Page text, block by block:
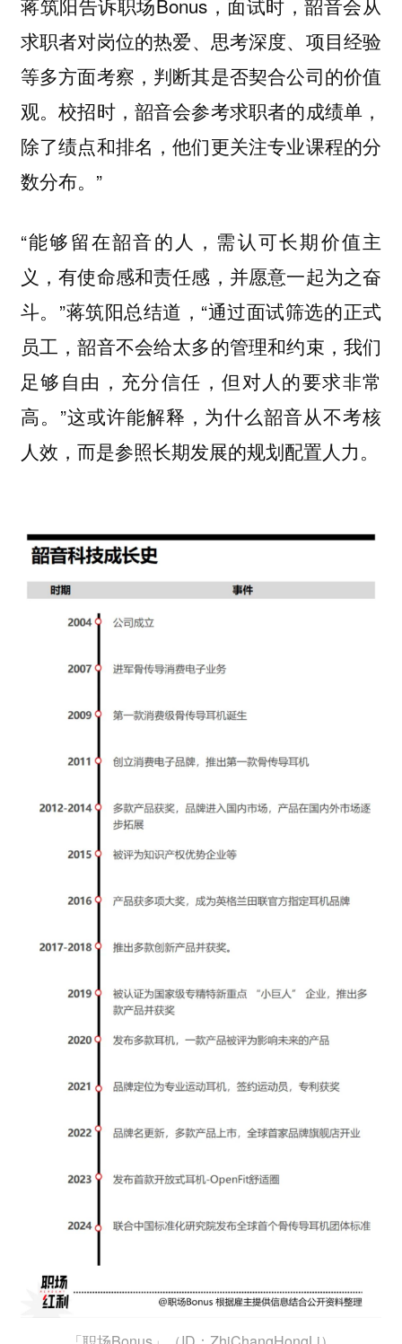
蒋筑阳告诉职场Bonus，面试时，韶音会从
求职者对岗位的热爱、思考深度、项目经验
等多方面考察，判断其是否契合公司的价值
观。校招时，韶音会参考求职者的成绩单，
除了绩点和排名，他们更关注专业课程的分
数分布。”
“能够留在韶音的人，需认可长期价值主
义，有使命感和责任感，并愿意一起为之奋
斗。”蒋筑阳总结道，“通过面试筛选的正式
员工，韶音不会给太多的管理和约束，我们
足够自由，充分信任，但对人的要求非常
高。”这或许能解释，为什么韶音从不考核
人效，而是参照长期发展的规划配置人力。